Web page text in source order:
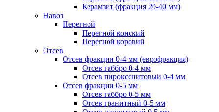
Керамзит (фракция 20-40 мм)
Навоз
Перегной
Перегной конский
Перегной коровий
Отсев
Отсев фракции 0-4 мм (еврофракция)
Отсев габбро 0-4 мм
Отсев пироксенитовый 0-4 мм
Отсев фракции 0-5 мм
Отсев габбро 0-5 мм
Отсев гранитный 0-5 мм